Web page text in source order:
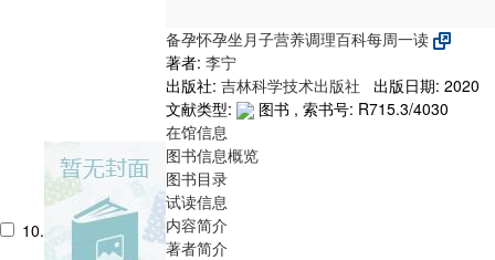
10.
备孕怀孕坐月子营养调理百科每周一读
著者: 李宁
出版社: 吉林科学技术出版社
出版日期: 2020
文献类型:
图书 , 索书号: R715.3/4030
在馆信息
图书信息概览
图书目录
试读信息
内容简介
著者简介